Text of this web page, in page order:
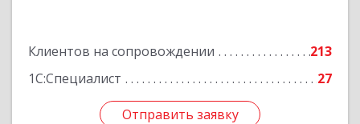
Клиентов на сопровождении
213
1С:Специалист
27
Отправить заявку
Отправить заявку